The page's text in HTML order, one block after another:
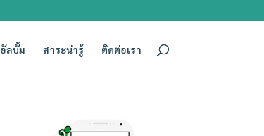
อัลบั้ม สาระน่ารู้ ติดต่อเรา